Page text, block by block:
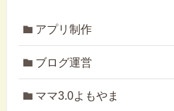
アプリ制作
ブログ運営
ママ3.0よもやま